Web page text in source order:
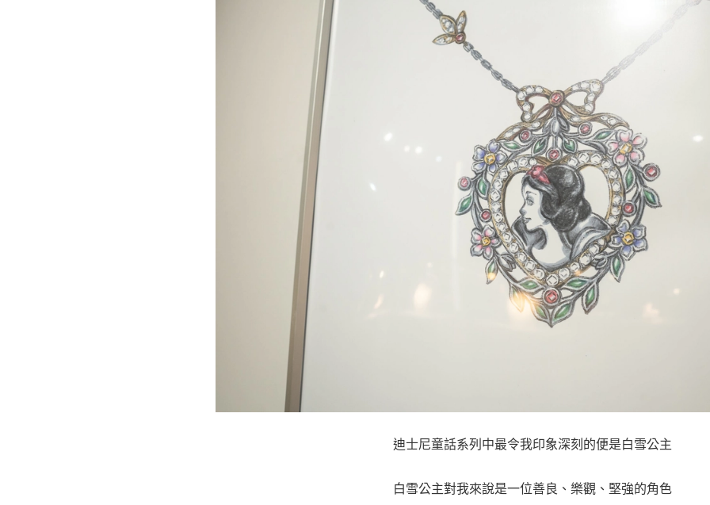
迪士尼童話系列中最令我印象深刻的便是白雪公主
白雪公主對我來說是一位善良、樂觀、堅強的角色